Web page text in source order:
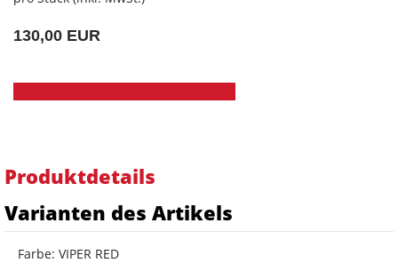
130,00 EUR
Produktdetails
Varianten des Artikels
Farbe: VIPER RED